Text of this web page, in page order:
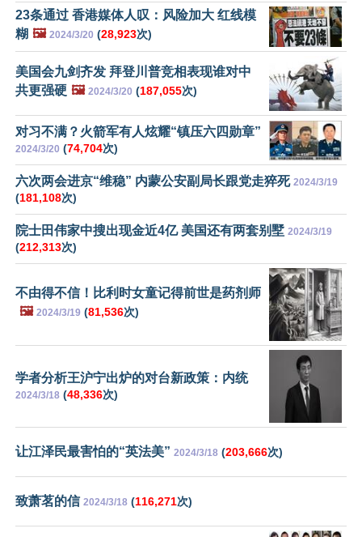
23条通过 香港媒体人叹：风险加大 红线模
糊 🖼️ 2024/3/20 (28,923次)
美国会九剑齐发 拜登川普竞相表现谁对中
共更强硬 🖼️ 2024/3/20 (187,055次)
对习不满？火箭军有人炫耀“镇压六四勋章”
2024/3/20 (74,704次)
六次两会进京“维稳” 内蒙公安副局长跟党走猝死 2024/3/19
(181,108次)
院士田伟家中搜出现金近4亿 美国还有两套别墅 2024/3/19
(212,313次)
不由得不信！比利时女童记得前世是药剂师
🖼️ 2024/3/19 (81,536次)
学者分析王沪宁出炉的对台新政策：内统
2024/3/18 (48,336次)
让江泽民最害怕的“英法美” 2024/3/18 (203,666次)
致萧茗的信 2024/3/18 (116,271次)